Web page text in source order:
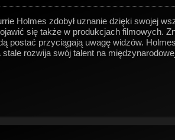
Holmes zdobył uznanie dzięki swojej
się także w produkcjach filmowych.
postać przyciągają uwagę widzów.
rozwija swój talent na